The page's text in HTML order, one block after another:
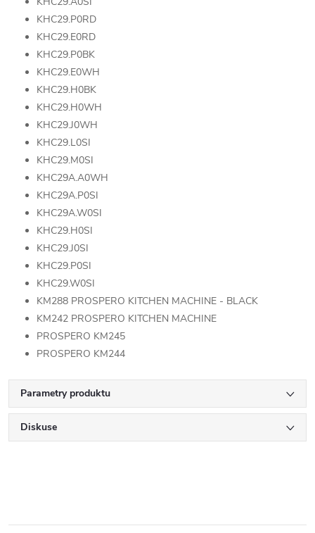
KHC29.P0RD
KHC29.E0RD
KHC29.P0BK
KHC29.E0WH
KHC29.H0BK
KHC29.H0WH
KHC29.J0WH
KHC29.L0SI
KHC29.M0SI
KHC29A.A0WH
KHC29A.P0SI
KHC29A.W0SI
KHC29.H0SI
KHC29.J0SI
KHC29.P0SI
KHC29.W0SI
KM288 PROSPERO KITCHEN MACHINE - BLACK
KM242 PROSPERO KITCHEN MACHINE
PROSPERO KM245
PROSPERO KM244
Parametry produktu
Diskuse